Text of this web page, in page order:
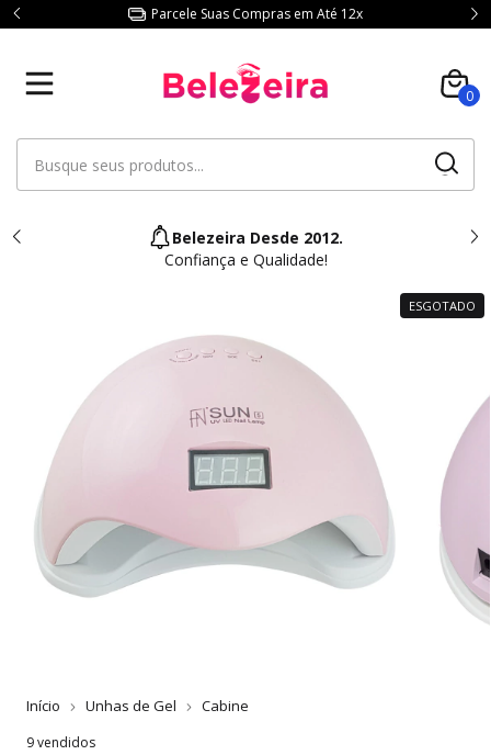
Parcele Suas Compras em Até 12x
0
Belezeira Desde 2012.
Confiança e Qualidade!
ESGOTADO
Início Unhas de Gel Cabine
9 vendidos